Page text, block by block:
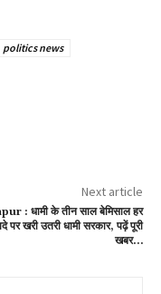
politics news
Next article
: धामी के तीन साल बेमिसाल हर
पर खरी उतरी धामी सरकार, पढ़ें पूरी
खबर…